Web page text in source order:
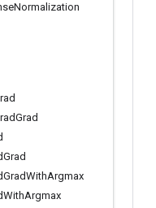
Normalization
Grad
Grad
GradWithArgmax
WithArgmax